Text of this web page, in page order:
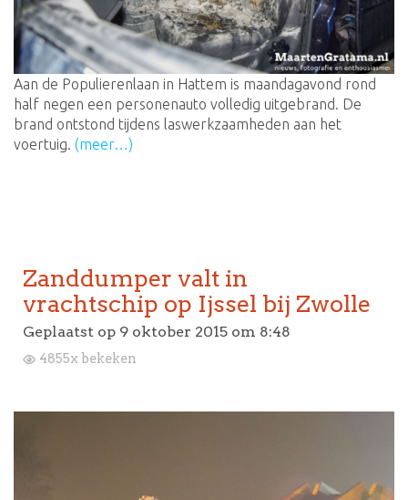
Aan de Populierenlaan in Hattem is maandagavond rond
half negen een personenauto volledig uitgebrand. De
brand ontstond tijdens laswerkzaamheden aan het
voertuig. (meer…)
Zanddumper valt in
vrachtschip op Ijssel bij Zwolle
Geplaatst op 9 oktober 2015 om 8:48
4855x bekeken